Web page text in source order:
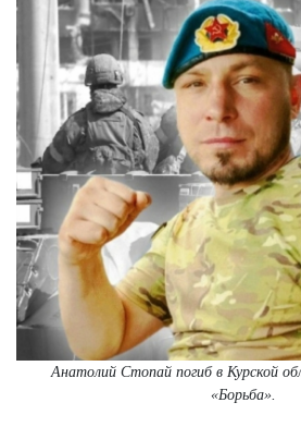
Анатолий Стопай погиб в Курской
«Борьба».